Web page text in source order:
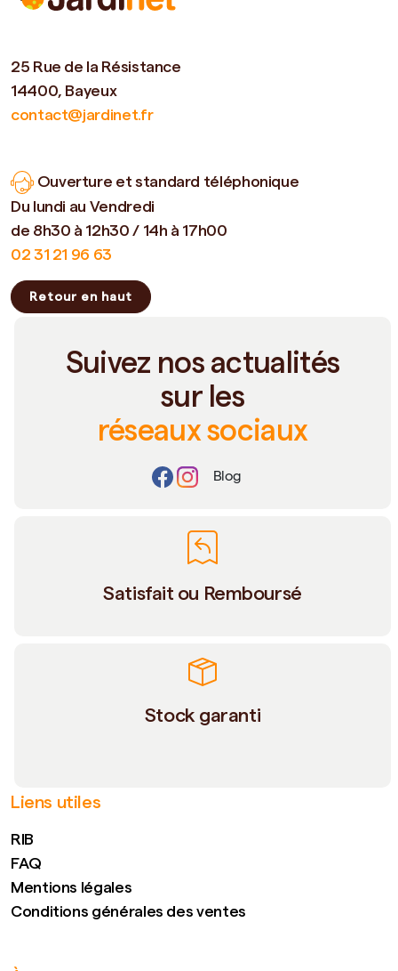
25 Rue de la Résistance
14400, Bayeux
contact@jardinet.fr
Ouverture et standard téléphonique
Du lundi au Vendredi
de 8h30 à 12h30 / 14h à 17h00
02 31 21 96 63
Retour en haut
Suivez nos actualités
sur les
réseaux sociaux
Blog
Satisfait ou Remboursé
Stock garanti
Liens utiles
RIB
FAQ
Mentions légales
Conditions générales des ventes